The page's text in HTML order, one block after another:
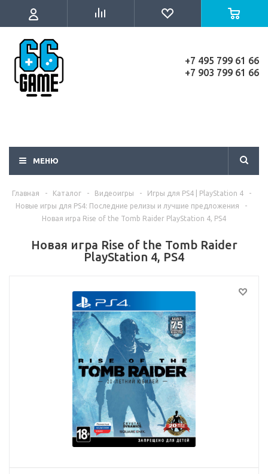
+7 495 799 61 66
+7 903 799 61 66
МЕНЮ
Главная - Каталог - Видеоигры - Игры для PS4 | PlayStation 4
-
Новые игры для PS4: Последние релизы и лучшие предложения
-
Новая игра Rise of the Tomb Raider PlayStation 4, PS4
Новая игра Rise of the Tomb Raider
PlayStation 4, PS4